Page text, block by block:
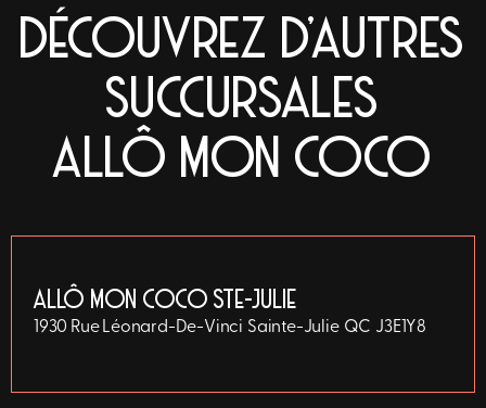
DÉCOUVREZ D'AUTRES
SUCCURSALES
ALLÔ MON COCO
ALLÔ MON COCO STE-JULIE
1930 Rue Léonard-De-Vinci Sainte-Julie QC J3E1Y8